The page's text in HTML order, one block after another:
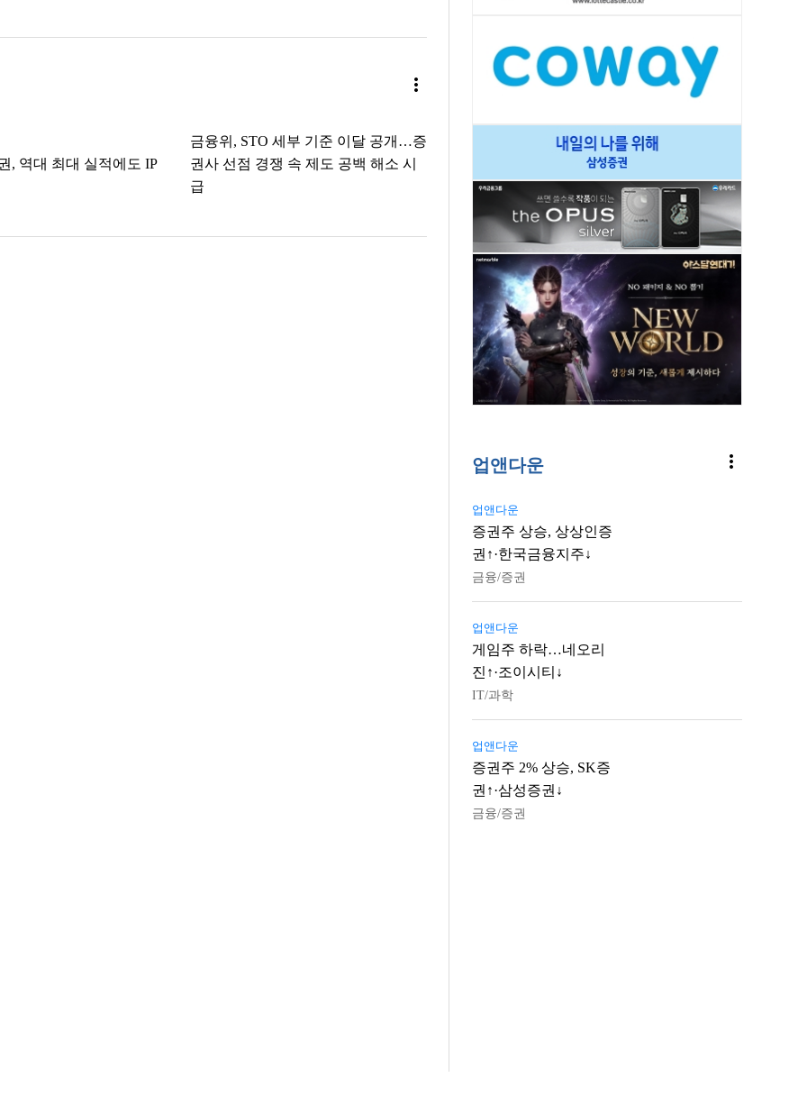
more_vert
, 역대 최대 실적에도 IP
금융위, STO 세부 기준 이달 공개…증
권사 선점 경쟁 속 제도 공백 해소 시
급
업앤다운 more_vert
업앤다운
증권주 상승, 상상인증
권↑·한국금융지주↓
금융/증권
업앤다운
게임주 하락…네오리
진↑·조이시티↓
IT/과학
업앤다운
증권주 2% 상승, SK증
권↑·삼성증권↓
금융/증권